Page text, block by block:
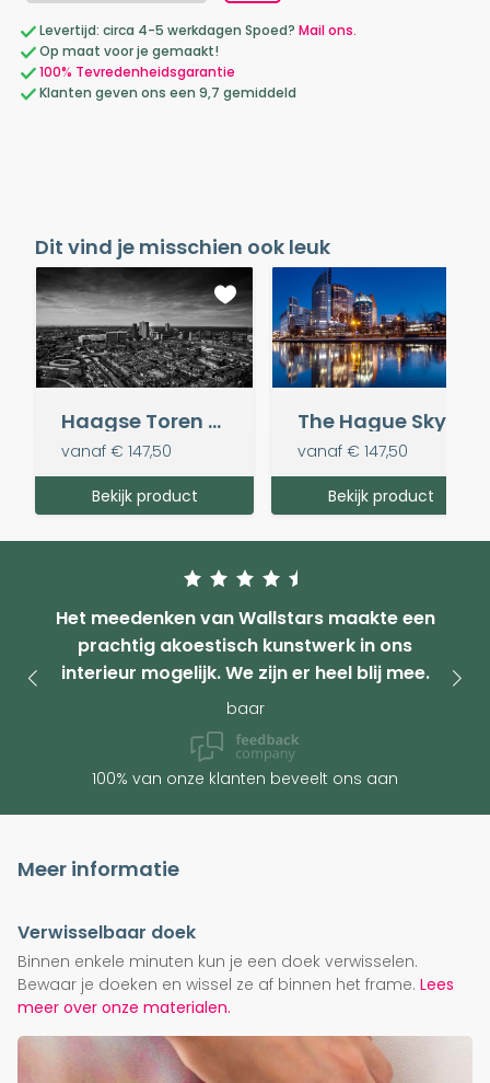
Levertijd: circa 4-5 werkdagen Spoed? Mail ons.
Op maat voor je gemaakt!
100% Tevredenheidsgarantie
Klanten geven ons een 9,7 gemiddeld
Dit vind je misschien ook leuk
Haagse Toren Black & White
vanaf € 147,50
Bekijk product
vanaf € 147,50
Bekijk product
Het meedenken van Wallstars maakte een
prachtig akoestisch kunstwerk in ons
interieur mogelijk. We zijn er heel blij mee.
baar
100% van onze klanten beveelt ons aan
Meer informatie
Verwisselbaar doek
Binnen enkele minuten kun je een doek verwisselen.
Bewaar je doeken en wissel ze af binnen het frame. Lees
meer over onze materialen.